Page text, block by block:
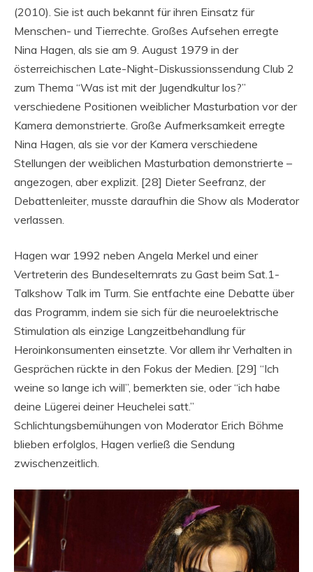
(2010). Sie ist auch bekannt für ihren Einsatz für
Menschen- und Tierrechte. Großes Aufsehen erregte
Nina Hagen, als sie am 9. August 1979 in der
österreichischen Late-Night-Diskussionssendung Club 2
zum Thema “Was ist mit der Jugendkultur los?”
verschiedene Positionen weiblicher Masturbation vor der
Kamera demonstrierte. Große Aufmerksamkeit erregte
Nina Hagen, als sie vor der Kamera verschiedene
Stellungen der weiblichen Masturbation demonstrierte –
angezogen, aber explizit. [28] Dieter Seefranz, der
Debattenleiter, musste daraufhin die Show als Moderator
verlassen.
Hagen war 1992 neben Angela Merkel und einer
Vertreterin des Bundeselternrats zu Gast beim Sat.1-
Talkshow Talk im Turm. Sie entfachte eine Debatte über
das Programm, indem sie sich für die neuroelektrische
Stimulation als einzige Langzeitbehandlung für
Heroinkonsumenten einsetzte. Vor allem ihr Verhalten in
Gesprächen rückte in den Fokus der Medien. [29] “Ich
weine so lange ich will”, bemerkten sie, oder “ich habe
deine Lügerei deiner Heuchelei satt.”
Schlichtungsbemühungen von Moderator Erich Böhme
blieben erfolglos, Hagen verließ die Sendung
zwischenzeitlich.